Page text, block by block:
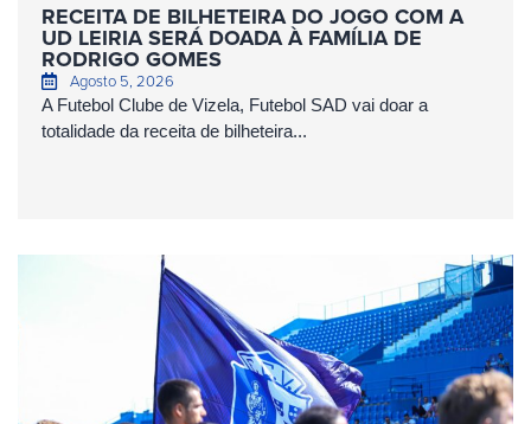
RECEITA DE BILHETEIRA DO JOGO COM A
UD LEIRIA SERÁ DOADA À FAMÍLIA DE
RODRIGO GOMES
Agosto 5, 2026
A Futebol Clube de Vizela, Futebol SAD vai doar a
totalidade da receita de bilheteira...